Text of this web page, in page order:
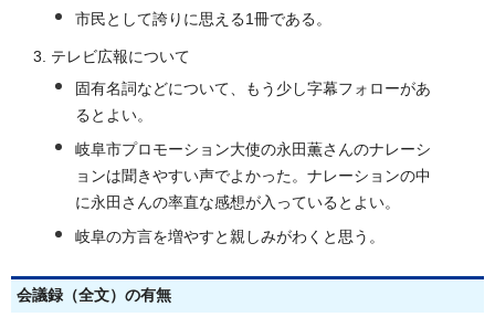
市民として誇りに思える1冊である。
テレビ広報について
固有名詞などについて、もう少し字幕フォローがあ
るとよい。
岐阜市プロモーション大使の永田薫さんのナレーシ
ョンは聞きやすい声でよかった。ナレーションの中
に永田さんの率直な感想が入っているとよい。
岐阜の方言を増やすと親しみがわくと思う。
会議録（全文）の有無